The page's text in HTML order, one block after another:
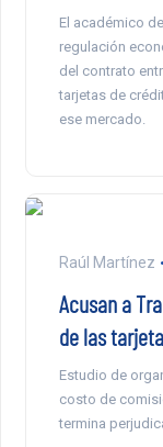
El académico
regulación
del contrato
tarjetas de
ese mercado.
Raúl Martínez
Acusan a
de las
Estudio de
costo de
termina